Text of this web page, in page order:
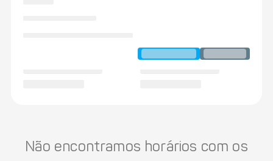
Não encontramos horários com os